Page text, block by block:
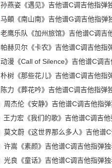
孙燕姿《遇见》吉他谱C调吉他指弹
马頔《南山南》吉他谱G调吉他指弹
老鹰乐队《加州旅馆》吉他谱C调吉
帕赫贝尔《卡农》吉他谱C调吉他指
动漫《Call of Silence》吉他谱C调
朴树《那些花儿》吉他谱C调吉他指
陈力《葬花吟》吉他谱C调吉他指弹
周杰伦《安静》吉他谱C调吉他指
王力宏《我们的歌》吉他谱C调吉
莫文蔚《这世界那么多人》吉他谱C调
许嵩《素颜》吉他谱C调吉他指弹
光良《童话》吉他谱C调吉他指弹